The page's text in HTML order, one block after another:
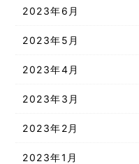
2023年6月
2023年5月
2023年4月
2023年3月
2023年2月
2023年1月